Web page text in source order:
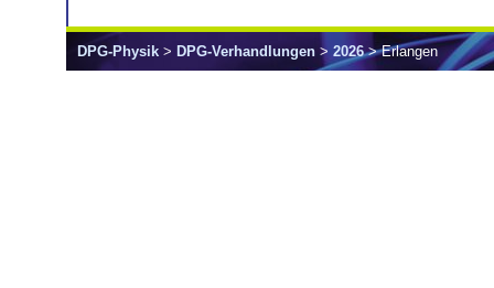
DPG-Physik > DPG-Verhandlungen > 2026> Erlangen